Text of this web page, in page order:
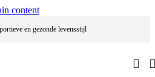
content
en gezonde levensstijl